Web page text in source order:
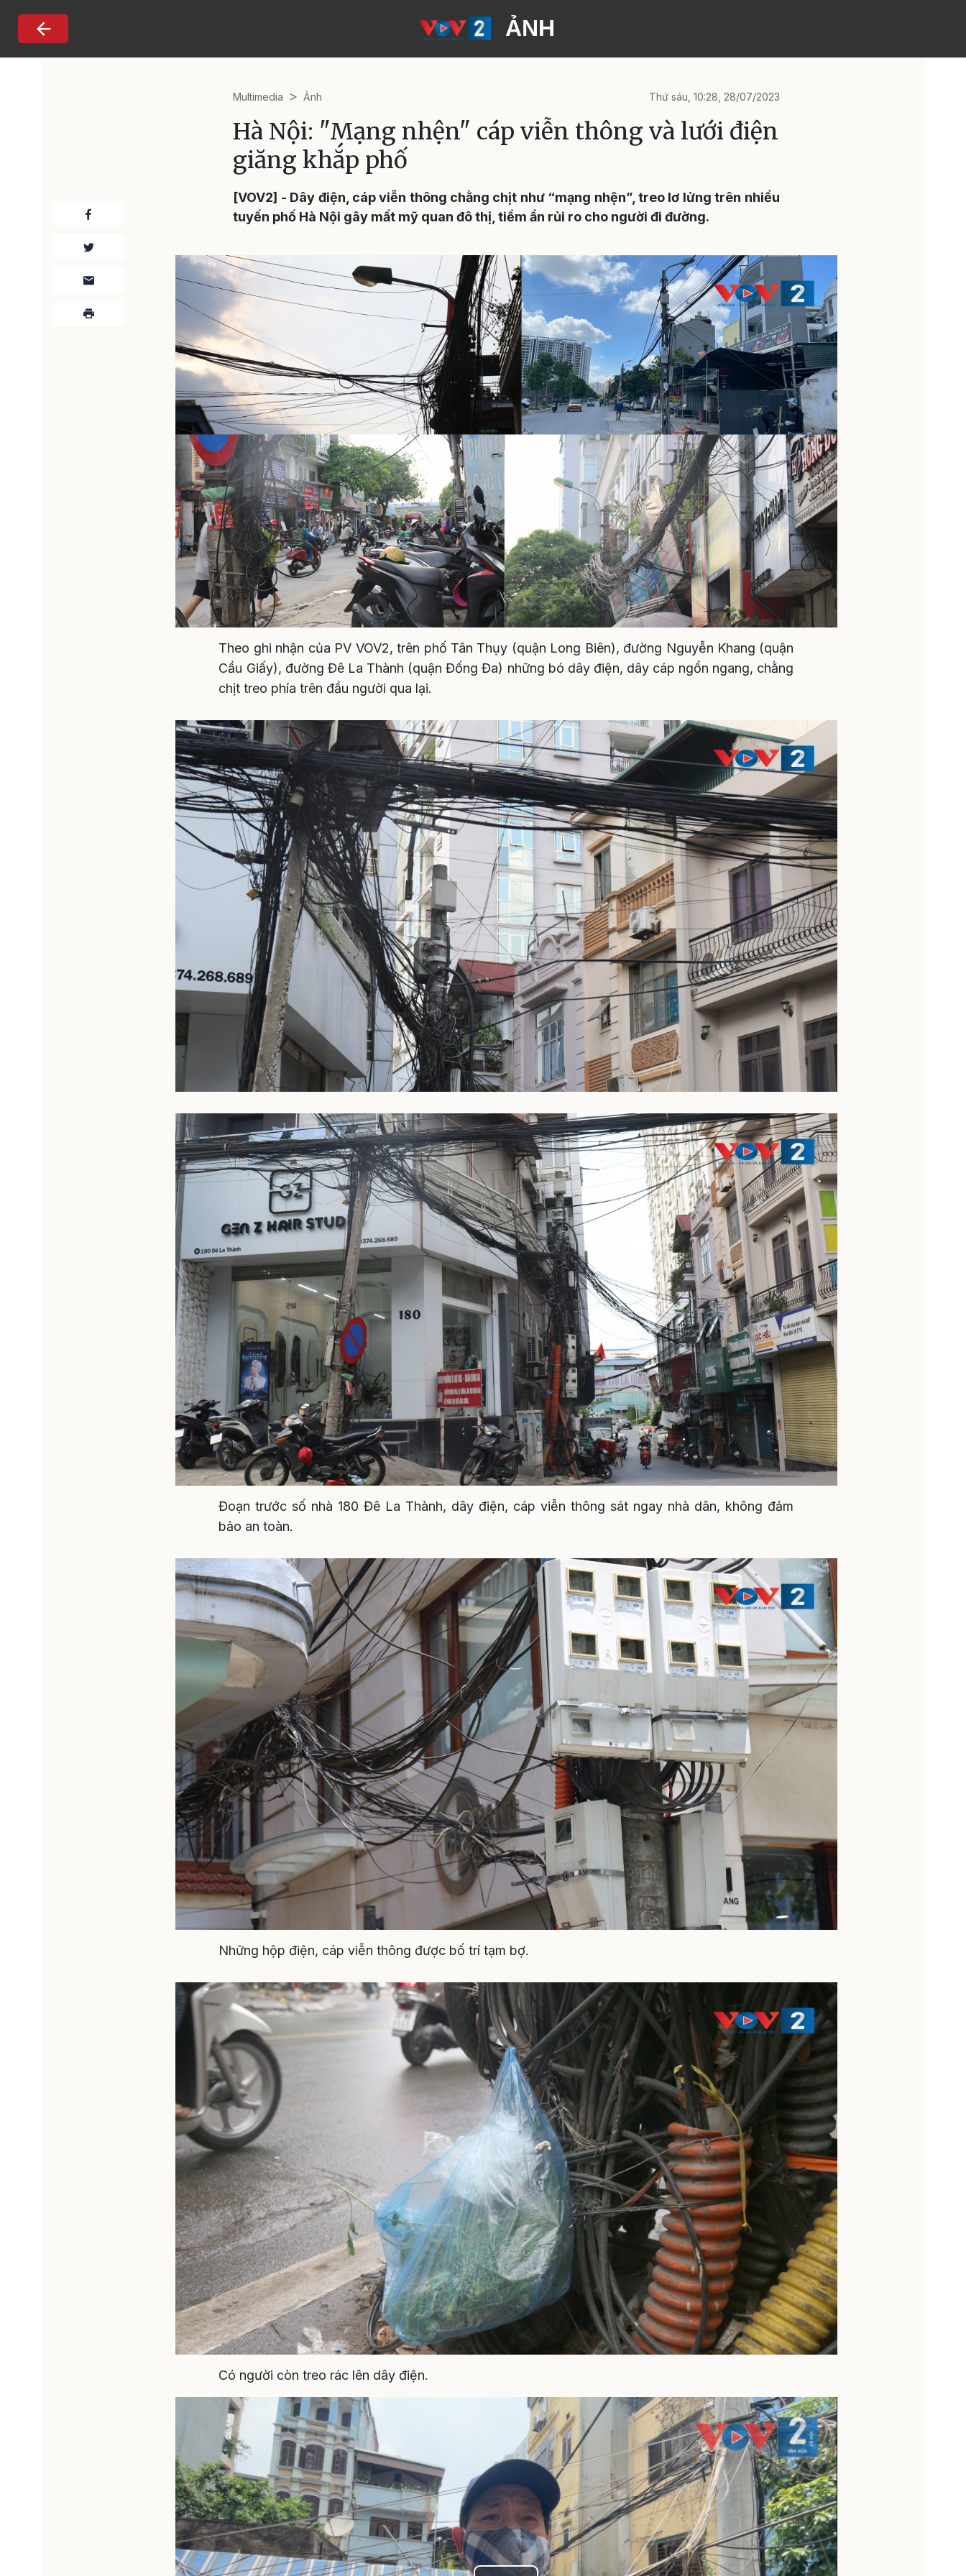
ẢNH
Multimedia Ảnh Thứ sáu, 10:28, 28/07/2023
Hà Nội: "Mạng nhện" cáp viễn thông và lưới điện
giăng khắp phố
[VOV2] - Dây điện, cáp viễn thông chằng chịt như “mạng nhện”, treo lơ lửng trên nhiều
tuyến phố Hà Nội gây mất mỹ quan đô thị, tiềm ẩn rủi ro cho người đi đường.
Theo ghi nhận của PV VOV2, trên phố Tân Thụy (quận Long Biên), đường Nguyễn Khang (quận
Cầu Giấy), đường Đê La Thành (quận Đống Đa) những bó dây điện, dây cáp ngổn ngang, chằng
chịt treo phía trên đầu người qua lại.
Đoạn trước số nhà 180 Đê La Thành, dây điện, cáp viễn thông sát ngay nhà dân, không đảm
bảo an toàn.
Những hộp điện, cáp viễn thông được bố trí tạm bợ.
Có người còn treo rác lên dây điện.